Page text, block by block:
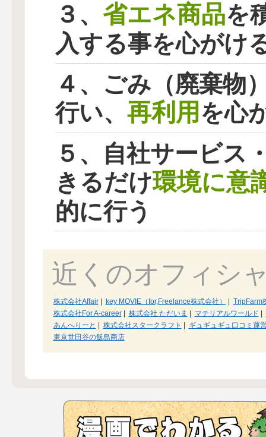
３、 省エネ商品を
入する事を心がけ
４、ごみ（廃棄物
行い、 再利用を心
５、自社サービス
きるだけ環境に意
的に行う
近くのオフィシ
株式会社Affair| key MOVIE（for,Freelance株式会社）
TripFarm
株式会社For A-career| 株式会社 ただいま マテリアルワールド
あんへりーと
株式会社スタークラフト
ギュギュギュ口コミ運
東京世田谷の飯島商店